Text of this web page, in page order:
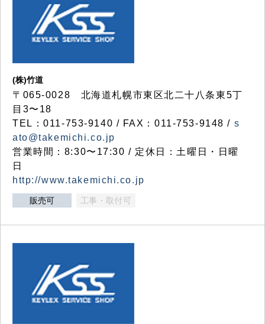
(株)竹道
〒065-0028 北海道札幌市東区北二十八条東5丁
目3〜18
TEL：011-753-9140 / FAX：011-753-9148 / s
ato@takemichi.co.jp
営業時間：8:30〜17:30 / 定休日：土曜日・日曜
日
http://www.takemichi.co.jp
販売可 工事・取付可